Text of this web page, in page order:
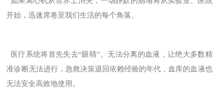
开始，迅速席卷至我们生活的每个角落。
医疗系统将首先失去“眼睛”。无法分离的血液，让绝大多数精
准诊断无法进行，急救决策退回依赖经验的年代，血库的血液也
无法安全高效地使用。